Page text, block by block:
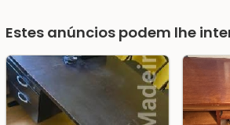
Estes anúncios podem lhe